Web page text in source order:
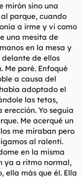
mirón sino una
parque, cuando
a irme y vi como
una mesita de
en la mesa y
de ellos
Me paré. Enfoqué
a causa del
adoptado el
las tetas,
Yo seguía
Me acerqué un
me miraban pero
al ralentí.
en la misma
ya a ritmo normal,
ella más que él. Ella